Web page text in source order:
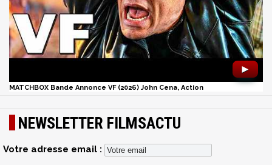
►
MATCHBOX Bande Annonce VF (2026) John Cena, Action
NEWSLETTER FILMSACTU
Votre adresse email :